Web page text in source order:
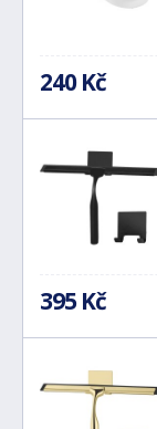
240 Kč
395 Kč